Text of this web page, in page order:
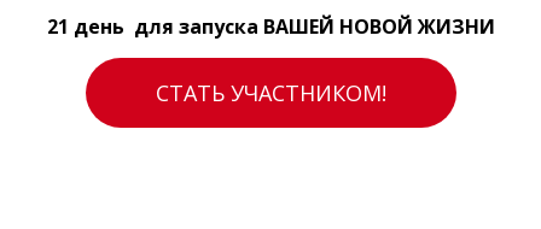
21 день для запуска ВАШЕЙ НОВОЙ ЖИЗНИ
СТАТЬ УЧАСТНИКОМ!